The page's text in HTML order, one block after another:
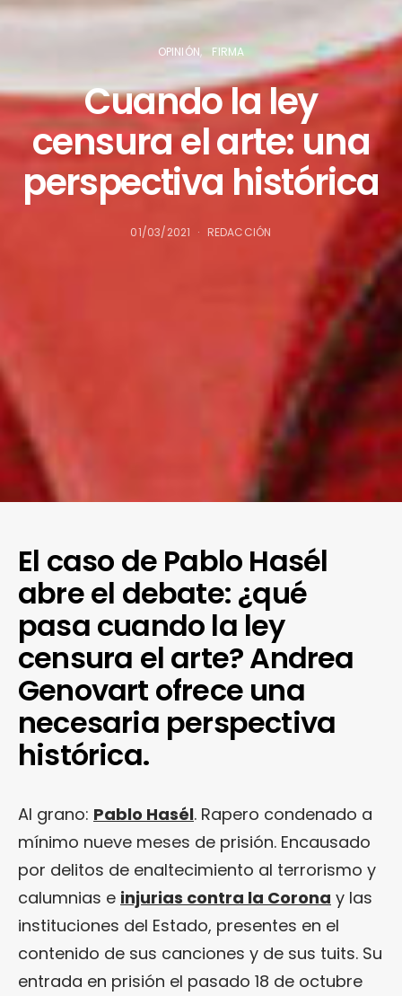
OPINIÓN FIRMA
Cuando la ley
censura el arte: una
perspectiva histórica
01/03/2021 REDACCIÓN
El caso de Pablo Hasél
abre el debate: ¿qué
pasa cuando la ley
censura el arte? Andrea
Genovart ofrece una
necesaria perspectiva
histórica.
Al grano: Pablo Hasél. Rapero condenado a
mínimo nueve meses de prisión. Encausado
por delitos de enaltecimiento al terrorismo y
calumnias e injurias contra la Corona y las
instituciones del Estado, presentes en el
contenido de sus canciones y de sus tuits. Su
entrada en prisión el pasado 18 de octubre